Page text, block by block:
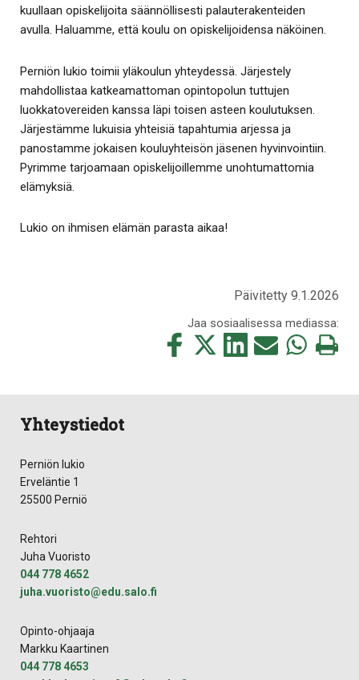
kuullaan opiskelijoita säännöllisesti palauterakenteiden
avulla. Haluamme, että koulu on opiskelijoidensa näköinen.
Perniön lukio toimii yläkoulun yhteydessä. Järjestely
mahdollistaa katkeamattoman opintopolun tuttujen
luokkatovereiden kanssa läpi toisen asteen koulutuksen.
Järjestämme lukuisia yhteisiä tapahtumia arjessa ja
panostamme jokaisen kouluyhteisön jäsenen hyvinvointiin.
Pyrimme tarjoamaan opiskelijoillemme unohtumattomia
elämyksiä.
Lukio on ihmisen elämän parasta aikaa!
Päivitetty 9.1.2026
Jaa sosiaalisessa mediassa:
Jaa
tämä
Jaa
Jaa
tämä
Jaa
Jaa
Tulosta
Yhteystiedot
Perniön lukio
Erveläntie 1
25500 Perniö
Rehtori
Juha Vuoristo
044 778 4652
juha.vuoristo@edu.salo.fi
Opinto-ohjaaja
Markku Kaartinen
044 778 4653